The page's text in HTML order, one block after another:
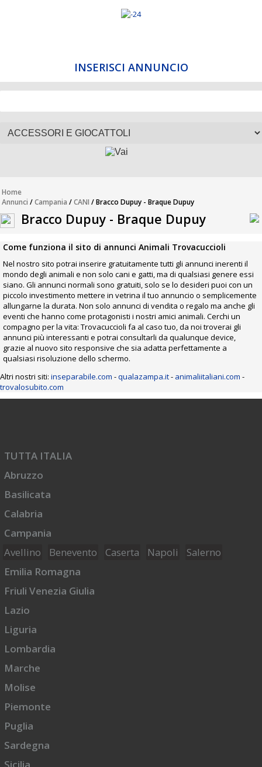
INSERISCI ANNUNCIO
Home
Annunci /Campania /CANI / Bracco Dupuy - Braque Dupuy
Bracco Dupuy - Braque Dupuy
Come funziona il sito di annunci Animali Trovacuccioli
Nel nostro sito potrai inserire gratuitamente tutti gli annunci inerenti il
mondo degli animali e non solo cani e gatti, ma di qualsiasi genere essi
siano. Gli annunci normali sono gratuiti, solo se lo desideri puoi con un
piccolo investimento mettere in vetrina il tuo annuncio o semplicemente
allungarne la durata. Non solo annunci di vendita o regalo ma anche gli
eventi che hanno come protagonisti i nostri amici animali. Cerchi un
compagno per la vita: Trovacuccioli fa al caso tuo, da noi troverai gli
annunci più interessanti e potrai consultarli da qualunque device,
grazie al nuovo sito responsive che sia adatta perfettamente a
qualsiasi risoluzione dello schermo.
Altri nostri siti: inseparabile.com -qualazampa.it- animaliitaliani.com -
trovalosubito.com
TUTTA ITALIA
Abruzzo
Basilicata
Calabria
Campania
Avellino
Benevento Caserta Napoli
Salerno
Emilia Romagna
Friuli Venezia Giulia
Lazio
Liguria
Lombardia
Marche
Molise
Piemonte
Puglia
Sardegna
Sicilia